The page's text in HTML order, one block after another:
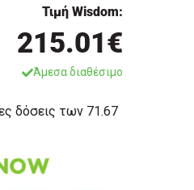
Τιμή Wisdom:
215.01€
Άμεσα διαθέσιμο
δόσεις των 71.67